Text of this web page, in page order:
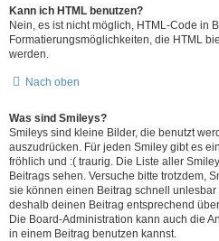
Kann ich HTML benutzen?
Nein, es ist nicht möglich, HTML-Code in
Formatierungsmöglichkeiten, die HTML
werden.
Nach oben
Was sind Smileys?
Smileys sind kleine Bilder, die benutzt
auszudrücken. Für jeden Smiley gibt es
fröhlich und :( traurig. Die Liste aller
Beitrags sehen. Versuche bitte trotzdem,
sie können einen Beitrag schnell
deshalb deinen Beitrag entsprechend
Die Board-Administration kann auch die
in einem Beitrag benutzen kannst.